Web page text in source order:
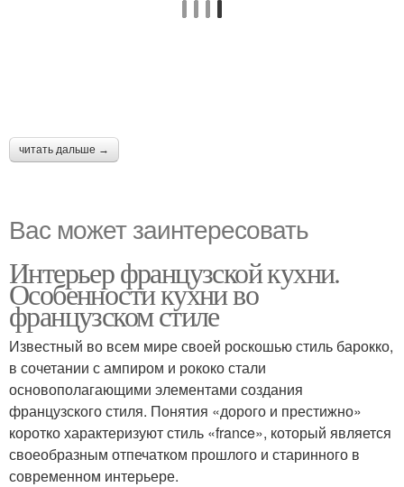
читать дальше →
Вас может заинтересовать
Интерьер французской кухни.
Особенности кухни во
французском стиле
Известный во всем мире своей роскошью стиль барокко,
в сочетании с ампиром и рококо стали
основополагающими элементами создания
французского стиля. Понятия «дорого и престижно»
коротко характеризуют стиль «france», который является
своеобразным отпечатком прошлого и старинного в
современном интерьере.